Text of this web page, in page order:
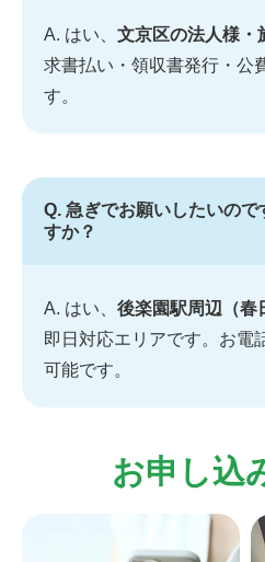
A. はい、 文京区の法人様・
求書払い・領収書発行・公
す。
Q. 急ぎでお願いしたいので
すか？
A. はい、 後楽園駅周辺（春
即日対応エリアです。お電
可能です。
お申し込